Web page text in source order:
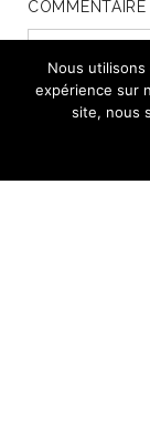
COMMENTAIRE
Nous
expérience sur
site, nous